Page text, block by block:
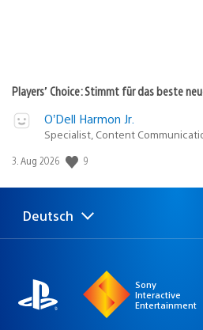
Players’ Choice: Stimmt für das beste
O’Dell Harmon Jr.
Specialist, Content
Veröffentlichungsdatum:
3. Aug 2026 9
Select
Aktuelle
Deutsch
Sony
Interactive
Entertainment